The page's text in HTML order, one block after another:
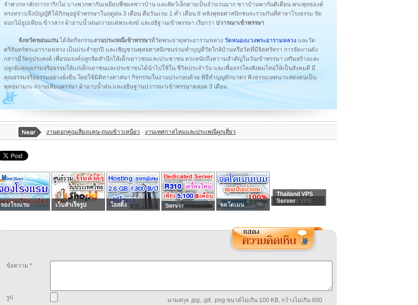
จำพวกหาพักการจาริกไม่ บางพวกพากันเหยียบพืชผลชาวบ้าน และสัตว์เล็กตายเป็นจำนวนมาก ชาวบ้านพากันติเตียน พระพุทธองค์
ทรงทราบจึงบัญญัติให้ภิกษุอยู่จำพรรษาในฤดูฝน 3 เดือน คือวันแรม 1 ค่ำ เดือน 8 หลังพุทธศาสนิกชนจะรวมกันที่ศาลาโรงธรรม จัด
ดอกไม้ธูปเทียน ข้าวสาร ผ้าอาบน้ำฝนถวายแด่พระสงฆ์ และอธิฐานเข้าพรรษา เรียกว่า ปวารณาเข้าพรรษา
จังหวัดขอนแก่นได้จัดกิจกรรมงานประเพณีเข้าพรรษาที่วัดพระธาตุพระอารามหลวง วัดหนองแวงพระอารามหลวง และวัด
ศรีจันทร์พระอารามหลวง เป็นประจำทุกปี และเชิญชวนพุทธศาสนิกชนร่วมทำบุญที่วัดใกล้บ้านหรือวัดที่มีจิตศรัทรา การจัดงานดัง
กล่าวมีวัตถุประสงค์ เพื่อรณรงค์ปลูกจิตสำนึกให้เด็กเยาวชนและประชาชน ตระหนักถึงความสำคัญในวันเข้าพรรษา เสริมสร้างและ
ปลูกฝังคุณธรรมจริยธรรมให้แก่เด็กเยาชนและประชาชนได้นำไปใช้ใน ชีวิตประจำวัน และเพื่อจรรโลงสังคมไทยให้เป็นสังคมดี มี
คุณธรรมจริยธรรมอย่างยั่งยืน โดยใช้มิติทางศาสนา กิจกรรมในงานประกอบด้วย พิธีทำบุญตักบาตร ฟังธรรมเทศนาแสดงตนเป็น
พุทธมามกะ ถวายเทียนพรรษา ผ้าอาบน้ำฝน และอธิษฐานปวารณาเข้าพรรษาตลอด 3 เดือน
งานดอกคูณเสียงแคน-ถนนข้าวเหนียว งานเทศกาลไหมและประเพณีผูกเสี่ยว
จองโรงแรม เว็บสำเร็จรูป โฮสติ้ง Server จดโดเมน
Thailand VPS
Thailand VPS
Server
ข้อความ *
รูป
นามสกุล .jpg, .gif, .png ขนาด์ไม่เกิน 100 KB, กว้างไม่เกิน 600